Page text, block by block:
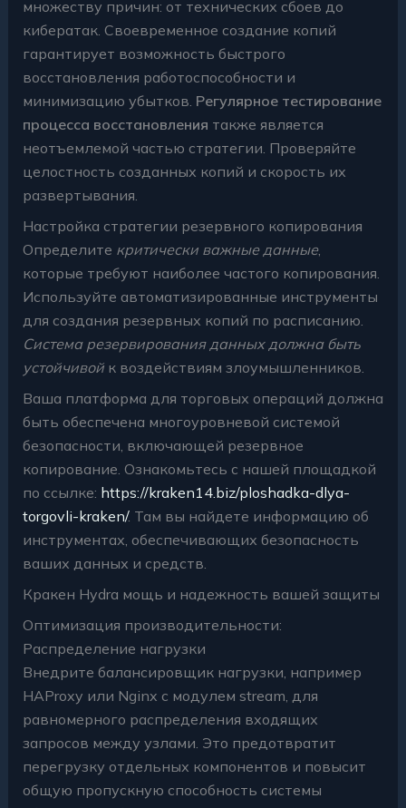
множеству причин: от технических сбоев до
кибератак. Своевременное создание копий
гарантирует возможность быстрого
восстановления работоспособности и
минимизацию убытков. Регулярное тестирование
процесса восстановления также является
неотъемлемой частью стратегии. Проверяйте
целостность созданных копий и скорость их
развертывания.
Настройка стратегии резервного копирования
Определите критически важные данные,
которые требуют наиболее частого копирования.
Используйте автоматизированные инструменты
для создания резервных копий по расписанию.
Система резервирования данных должна быть
устойчивойк воздействиям злоумышленников.
Ваша платформа для торговых операций должна
быть обеспечена многоуровневой системой
безопасности, включающей резервное
копирование. Ознакомьтесь с нашей площадкой
по ссылке: https://kraken14.biz/ploshadka-dlya-
torgovli-kraken/. Там вы найдете информацию об
инструментах, обеспечивающих безопасность
ваших данных и средств.
Кракен Hydra мощь и надежность вашей защиты
Оптимизация производительности:
Распределение нагрузки
Внедрите балансировщик нагрузки, например
HAProxy или Nginx с модулем stream, для
равномерного распределения входящих
запросов между узлами. Это предотвратит
перегрузку отдельных компонентов и повысит
общую пропускную способность системы